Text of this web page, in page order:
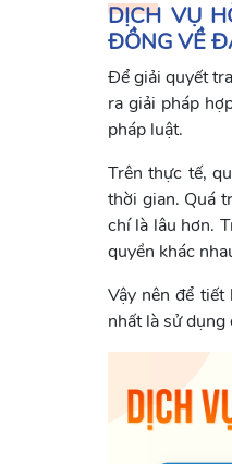
DỊCH VỤ
ĐỒNG VỀ
Để giải quyết
ra giải pháp
pháp luật.
Trên thực tế,
thời gian. Quá
chí là lâu hơn.
quyền khác
Vậy nên để
nhất là sử